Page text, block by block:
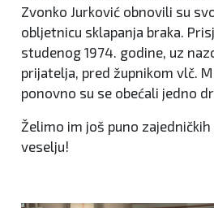
Zvonko Jurković obnovili su
obljetnicu sklapanja braka.
studenog 1974. godine, uz
prijatelja, pred župnikom vlč.
ponovno su se obećali jedno
Želimo im još puno
veselju!